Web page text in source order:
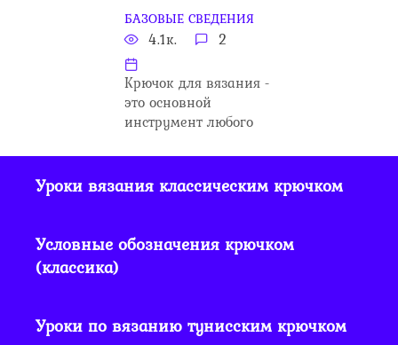
БАЗОВЫЕ СВЕДЕНИЯ
4.1к. 2
Крючок для вязания -
это основной
инструмент любого
Уроки вязания классическим крючком
Условные обозначения крючком
(классика)
Уроки по вязанию тунисским крючком